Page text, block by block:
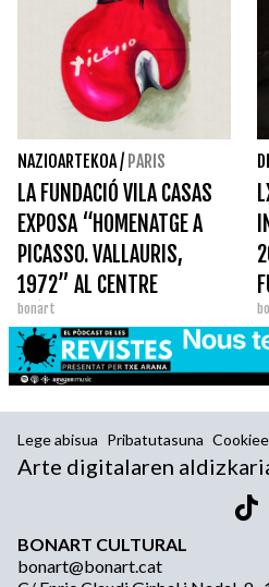
NAZIOARTEKOA/ PARIS
LA FUNDACIÓ VILA CASAS
EXPOSA “HOMENATGE A
PICASSO. VALLAURIS,
1972” AL CENTRE
D'ÉTUDES CATALANES DE
PARÍS
bonart
Lege abisua Pribatutasuna
Arte digitalaren
BONART CULTURAL
bonart@bonart.cat